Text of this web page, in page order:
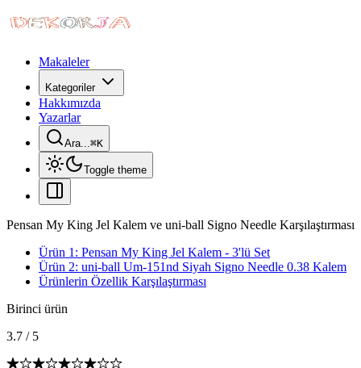
Makaleler
Kategoriler
Hakkımızda
Yazarlar
Ara...⌘K
Toggle theme
Pensan My King Jel Kalem ve uni-ball Signo Needle Karşılaştırması
Ürün 1: Pensan My King Jel Kalem - 3'lü Set
Ürün 2: uni-ball Um-151nd Siyah Signo Needle 0.38 Kalem
Ürünlerin Özellik Karşılaştırması
Birinci ürün
3.7 / 5